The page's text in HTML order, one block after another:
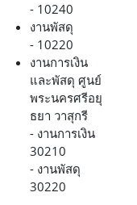
- 10240
งานพัสดุ
- 10220
งานการเงิน
และพัสดุ ศูนย์
พระนครศรีอยุ
ธยา วาสุกรี
- งานการเงิน
30210
- งานพัสดุ
30220